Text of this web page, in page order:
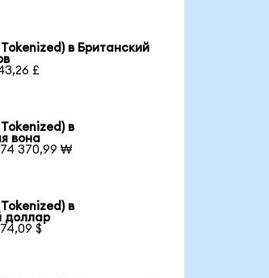
в Британский
£
в
вона
370,99 ₩
в
доллар
$